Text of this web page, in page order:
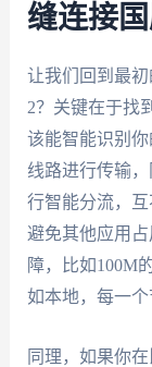
缝连接
让我们回到最
2？关键在于找
该能智能识别
线路进行传输
行智能分流，
避免其他应用
障，比如100M
如本地，每一个
同理，如果你